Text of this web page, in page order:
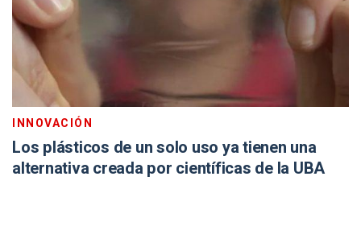
INNOVACIÓN
Los plásticos de un solo uso ya tienen una
alternativa creada por científicas de la UBA